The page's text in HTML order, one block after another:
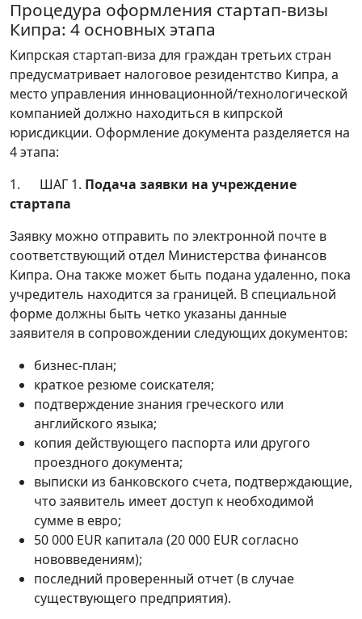
Процедура оформления стартап-визы
Кипра: 4 основных этапа
Кипрская стартап-виза для граждан третьих стран
предусматривает налоговое резидентство Кипра, а
место управления инновационной/технологической
компанией должно находиться в кипрской
юрисдикции. Оформление документа разделяется на
4 этапа:
1. ШАГ 1. Подача заявки на учреждение
стартапа
Заявку можно отправить по электронной почте в
соответствующий отдел Министерства финансов
Кипра. Она также может быть подана удаленно, пока
учредитель находится за границей. В специальной
форме должны быть четко указаны данные
заявителя в сопровождении следующих документов:
бизнес-план;
краткое резюме соискателя;
подтверждение знания греческого или
английского языка;
копия действующего паспорта или другого
проездного документа;
выписки из банковского счета, подтверждающие,
что заявитель имеет доступ к необходимой
сумме в евро;
50 000 EUR капитала (20 000 EUR согласно
нововведениям);
последний проверенный отчет (в случае
существующего предприятия).